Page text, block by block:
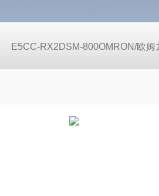
E5CC-RX2DSM-800OMRON/欧